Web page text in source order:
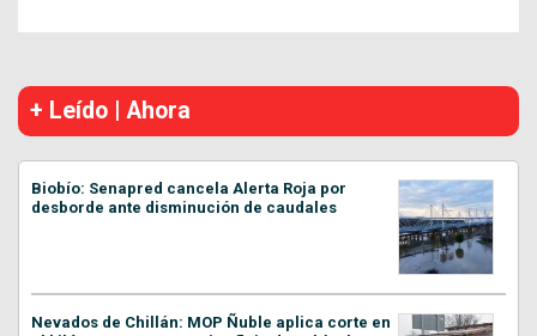
+ Leído | Ahora
Biobío: Senapred cancela Alerta Roja por
desborde ante disminución de caudales
Nevados de Chillán: MOP Ñuble aplica corte en